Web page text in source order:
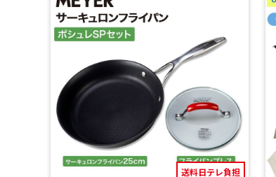
送料日テレ負担